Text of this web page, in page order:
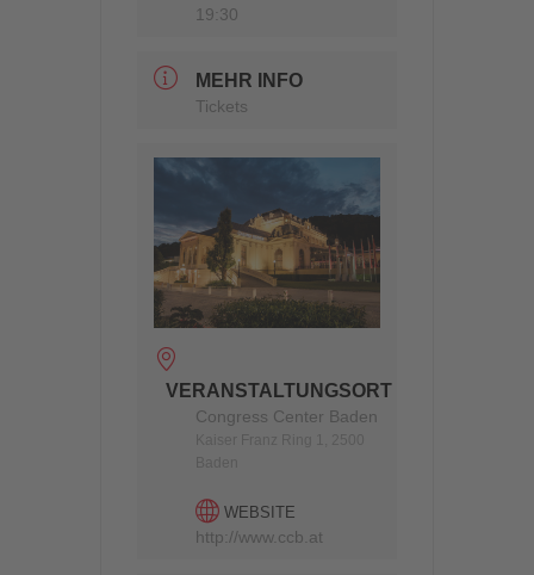
19:30
MEHR INFO
Tickets
VERANSTALTUNGSORT
Congress Center Baden
WEBSITE
http://www.ccb.at